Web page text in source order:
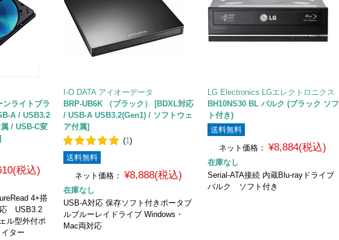
ンライトブラ
A / USB3.2
/ USB-C変
税込)
4+搭
USB3.2
ル型外付ポ
ター
I-O DATA アイオーデータ
BRP-UB6K （ブラック） [BDXL対応
/ USB-A USB3.2(Gen1) / ソフトウェ
ア付属]
(1 )
送料無料
ネット価格： ¥8,888(税込)
在庫なし
USB-A対応 保存ソフト付きポータブ
ルブルーレイドライブ Windows・
Mac両対応
LG Electronics LGエレクトロニクス
BH10NS30 BL バルク (ブラック ソフ
ト付き)
送料無料
ネット価格：
¥8,884(税込)
在庫なし
Serial-ATA接続 内蔵Blu-rayドライブ
バルク ソフト付き